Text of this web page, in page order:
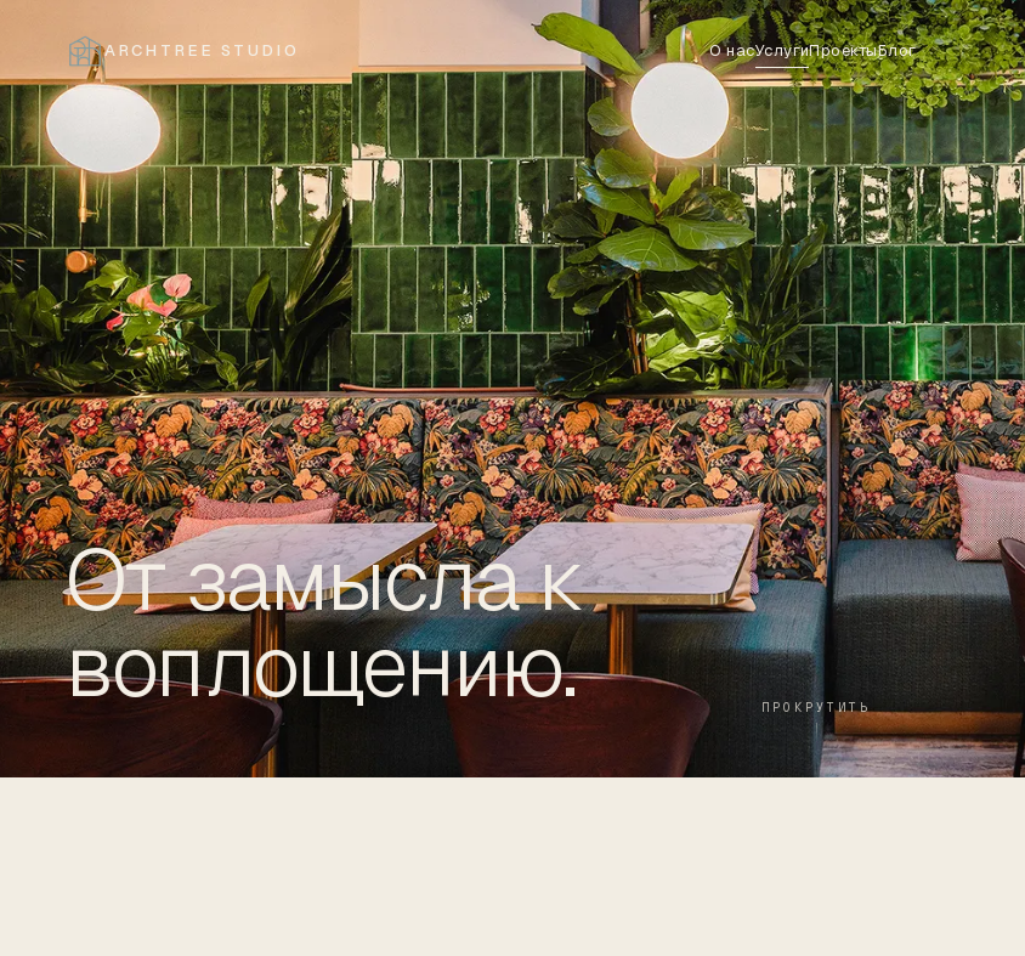
ARCHTREE STUDIO О насУслугиПроектыБлог
ЗАКРЫТЬ
ES/EN/ RU
ARCHTREE
БАРСЕЛОНА
От замысла к
воплощению. ПРОКРУТИТЬ